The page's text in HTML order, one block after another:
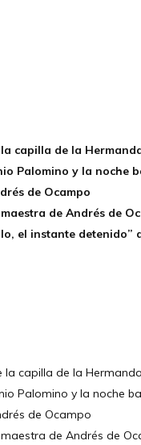
capilla de la
Palomino y la noche
de Ocampo
de Andrés de
el instante detenido”
capilla de la
Palomino y la noche
de Ocampo
de Andrés de